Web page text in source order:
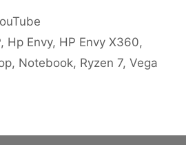
, Hp Envy, HP Envy X360,
, Notebook, Ryzen 7, Vega